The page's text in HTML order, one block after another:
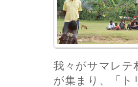
我々がサマレテ
が集まり、「ト